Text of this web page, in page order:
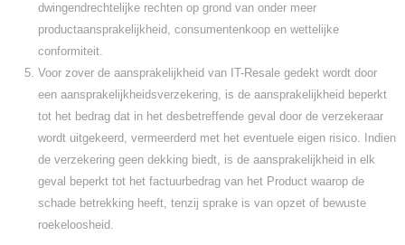
dwingendrechtelijke rechten op grond van onder meer
productaansprakelijkheid, consumentenkoop en wettelijke
conformiteit.
Voor zover de aansprakelijkheid van IT-Resale gedekt wordt door
een aansprakelijkheidsverzekering, is de aansprakelijkheid beperkt
tot het bedrag dat in het desbetreffende geval door de verzekeraar
wordt uitgekeerd, vermeerderd met het eventuele eigen risico. Indien
de verzekering geen dekking biedt, is de aansprakelijkheid in elk
geval beperkt tot het factuurbedrag van het Product waarop de
schade betrekking heeft, tenzij sprake is van opzet of bewuste
roekeloosheid.